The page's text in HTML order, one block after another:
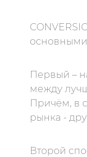
Первый –
между
Причём, в
рынка -
Второй